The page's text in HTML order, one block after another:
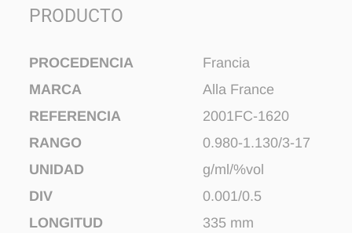
PRODUCTO
PROCEDENCIA
Francia
MARCA
Alla France
REFERENCIA
2001FC-1620
RANGO
0.980-1.130/3-17
UNIDAD
g/ml/%vol
DIV
0.001/0.5
LONGITUD
335 mm